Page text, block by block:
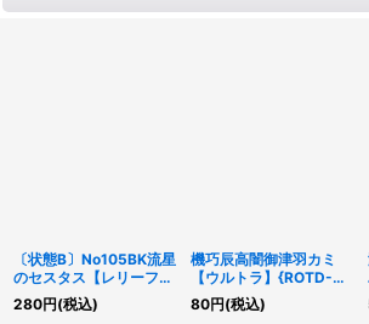
〔状態B〕No105BK流星
のセスタス【レリーフ】
{LTGY-JP051}《エクシ
ーズ》
280円(税込)
機巧辰高闇御津羽カミ
【ウルトラ】{ROTD-
JP032}《モンスター》
80円(税込)